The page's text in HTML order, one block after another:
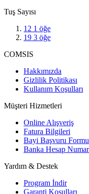
Tuş Sayısı
12 1 öğe
19 3 öğe
COMSIS
Hakkımızda
Gizlilik Politikası
Kullanım Koşulları
Müşteri Hizmetleri
Online Alışveriş
Fatura Bilgileri
Bayi Başvuru Formu
Banka Hesap
Yardım & Destek
Program İndir
Garanti Koşulları